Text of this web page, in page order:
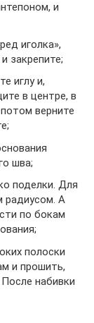
и
иголка»,
закрепите;
иглу и,
в центре, в
верните
шва;
поделки. Для
радиусом. А
по бокам
полоски
и прошить,
набивки